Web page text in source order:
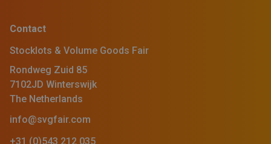
Contact
Stocklots & Volume Goods Fair
Rondweg Zuid 85
7102JD Winterswijk
The Netherlands
info@svgfair.com
+31 (0)543 212 035